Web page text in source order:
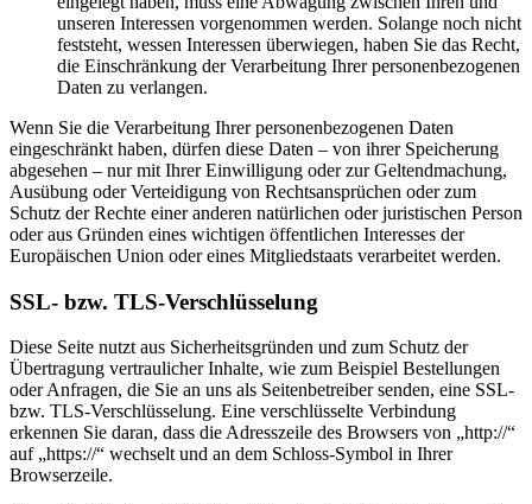
unseren Interessen vorgenommen werden. Solange noch nicht
feststeht, wessen Interessen überwiegen, haben Sie das Recht,
die Einschränkung der Verarbeitung Ihrer personenbezogenen
Daten zu verlangen.
Wenn Sie die Verarbeitung Ihrer personenbezogenen Daten
eingeschränkt haben, dürfen diese Daten – von ihrer Speicherung
abgesehen – nur mit Ihrer Einwilligung oder zur Geltendmachung,
Ausübung oder Verteidigung von Rechtsansprüchen oder zum
Schutz der Rechte einer anderen natürlichen oder juristischen Person
oder aus Gründen eines wichtigen öffentlichen Interesses der
Europäischen Union oder eines Mitgliedstaats verarbeitet werden.
SSL- bzw. TLS-Verschlüsselung
Diese Seite nutzt aus Sicherheitsgründen und zum Schutz der
Übertragung vertraulicher Inhalte, wie zum Beispiel Bestellungen
oder Anfragen, die Sie an uns als Seitenbetreiber senden, eine SSL-
bzw. TLS-Verschlüsselung. Eine verschlüsselte Verbindung
erkennen Sie daran, dass die Adresszeile des Browsers von „http://“
auf „https://“ wechselt und an dem Schloss-Symbol in Ihrer
Browserzeile.